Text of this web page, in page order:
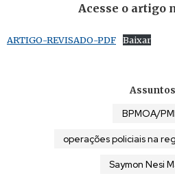
Acesse o artigo
ARTIGO-REVISADO-PDF Baixar
BPMOA/
operações policiais na
Saymon Nesi